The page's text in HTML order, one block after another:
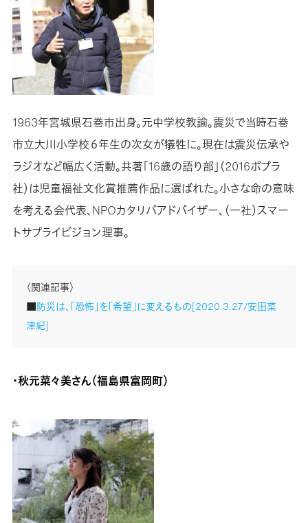
1963年宮城県石巻市出身。元中学校教諭。震災で当時石巻
市立大川小学校６年生の次女が犠牲に。現在は震災伝承や
ラジオなど幅広く活動。共著「16歳の語り部」（2016ポプラ
社）は児童福祉文化賞推薦作品に選ばれた。小さな命の意味
を考える会代表、NPOカタリバアドバイザー、（一社）スマー
トサプライビジョン理事。
〈関連記事〉
■防災は、「恐怖」を「希望」に変えるもの[2020.3.27/安田菜
津紀]
・秋元菜々美さん（福島県富岡町）